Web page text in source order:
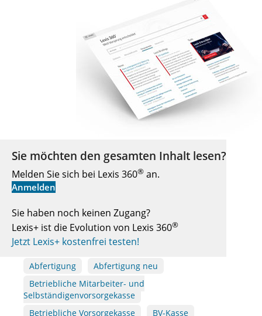
Sie möchten den gesamten Inhalt lesen?
Melden Sie sich bei Lexis 360® an.
Anmelden
Sie haben noch keinen Zugang?
Lexis+ ist die Evolution von Lexis 360®
Jetzt Lexis+ kostenfrei testen!
Abfertigung
Abfertigung neu
Betriebliche Mitarbeiter- und
Selbständigenvorsorgekasse
Betriebliche Vorsorgekasse
BV-Kasse